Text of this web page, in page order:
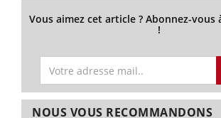
Vous aimez cet article ? Abonnez-vous
!
NOUS VOUS RECOMMANDONS